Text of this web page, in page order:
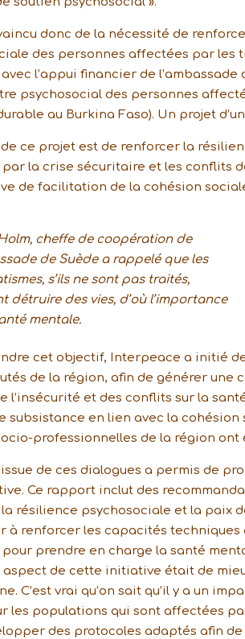
donc de la nécessité de
des personnes affectées par les
l’appui financier de
psychosocial des personnes
au Burkina Faso). Un projet
de ce projet est de renforcer la
la crise sécuritaire et les conflits
de facilitation de la cohésion
cheffe de coopération de
de Suède a rappelé que les
s’ils ne sont pas traités,
détruire des vies, d’où l’importance
mentale.
cet objectif, Interpeace a initié
de la région, afin de générer une
l’insécurité et des conflits sur la
subsistance en lien avec la cohésion
professionnelles de la région ont
issue de ces dialogues a permis de
Ce rapport inclut des
résilience psychosociale et la paix
à renforcer les capacités techniques
prendre en charge la santé
aspect de cette initiative était de
C’est vrai qu’on sait qu’il y a un
les populations qui sont affectées
des protocoles adaptés afin